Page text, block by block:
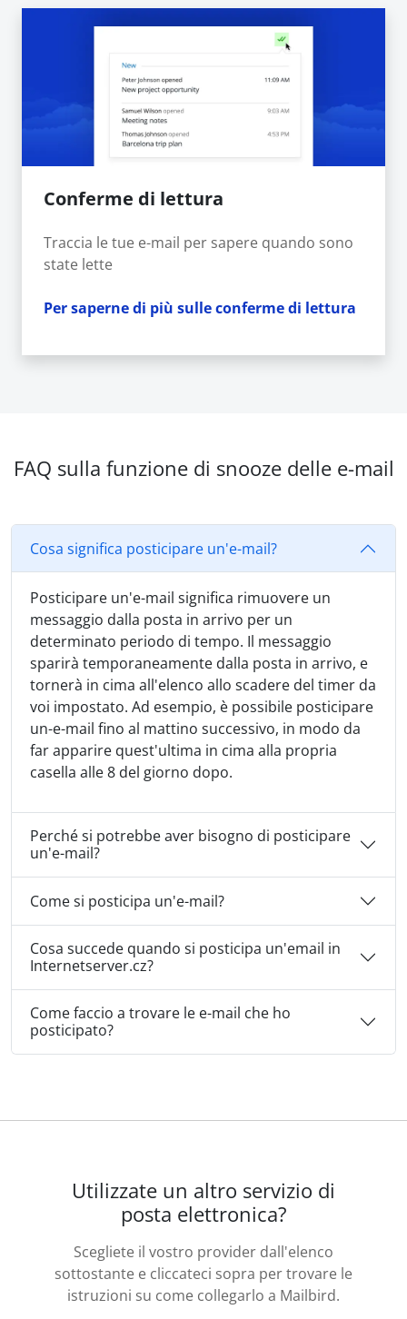
Conferme di lettura
Traccia le tue e-mail per sapere quando sono
state lette
Per saperne di più sulle conferme di lettura
FAQ sulla funzione di snooze delle e-mail
Cosa significa posticipare un'e-mail?
Posticipare un'e-mail significa rimuovere un
messaggio dalla posta in arrivo per un
determinato periodo di tempo. Il messaggio
sparirà temporaneamente dalla posta in arrivo, e
tornerà in cima all'elenco allo scadere del timer da
voi impostato. Ad esempio, è possibile posticipare
un-e-mail fino al mattino successivo, in modo da
far apparire quest'ultima in cima alla propria
casella alle 8 del giorno dopo.
Perché si potrebbe aver bisogno di posticipare
un'e-mail?
Come si posticipa un'e-mail?
Cosa succede quando si posticipa un'email in
Internetserver.cz?
Come faccio a trovare le e-mail che ho
posticipato?
Utilizzate un altro servizio di
posta elettronica?
Scegliete il vostro provider dall'elenco
sottostante e cliccateci sopra per trovare le
istruzioni su come collegarlo a Mailbird.